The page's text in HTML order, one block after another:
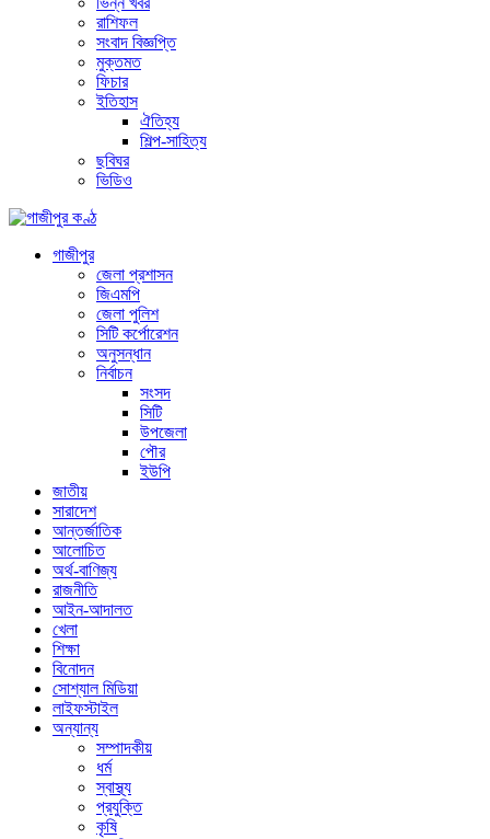
রাশিফল
সংবাদ বিজ্ঞপ্তি
মুক্তমত
ফিচার
ইতিহাস
ঐতিহ্য
শিল্প-সাহিত্য
ছবিঘর
ভিডিও
গাজীপুর
জেলা প্রশাসন
জিএমপি
জেলা পুলিশ
সিটি কর্পোরেশন
অনুসন্ধান
নির্বাচন
সংসদ
সিটি
উপজেলা
পৌর
ইউপি
জাতীয়
সারাদেশ
আন্তর্জাতিক
আলোচিত
অর্থ-বাণিজ্য
রাজনীতি
আইন-আদালত
খেলা
শিক্ষা
বিনোদন
সোশ্যাল মিডিয়া
লাইফস্টাইল
অন্যান্য
সম্পাদকীয়
ধর্ম
স্বাস্থ্য
প্রযুক্তি
কৃষি